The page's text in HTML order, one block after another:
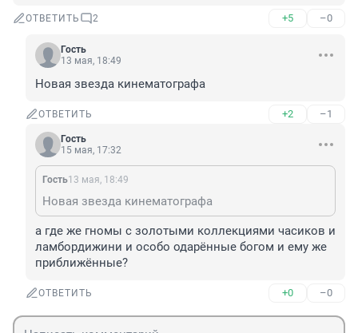
ОТВЕТИТЬ 2 +5 –0
Гость
13 мая, 18:49
Новая звезда кинематографа
ОТВЕТИТЬ +2 –1
Гость
15 мая, 17:32
Гость13 мая, 18:49
Новая звезда кинематографа
а где же гномы с золотыми коллекциями часиков и
ламбордижини и особо одарённые богом и ему же
приближённые?
ОТВЕТИТЬ +0 –0